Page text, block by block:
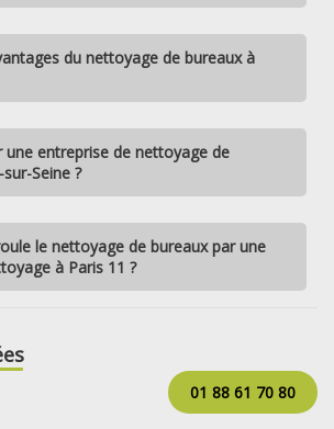
du nettoyage de bureaux à
une entreprise de nettoyage de
Seine ?
le nettoyage de bureaux par une
à Paris 11 ?
01 88 61 70 80